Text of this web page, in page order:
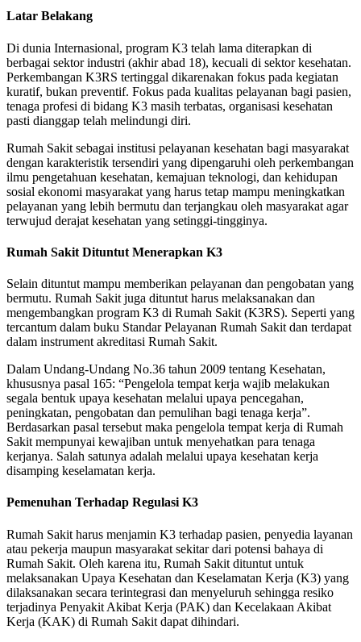
Latar Belakang
Di dunia Internasional, program K3 telah lama diterapkan di
berbagai sektor industri (akhir abad 18), kecuali di sektor kesehatan.
Perkembangan K3RS tertinggal dikarenakan fokus pada kegiatan
kuratif, bukan preventif. Fokus pada kualitas pelayanan bagi pasien,
tenaga profesi di bidang K3 masih terbatas, organisasi kesehatan
pasti dianggap telah melindungi diri.
Rumah Sakit sebagai institusi pelayanan kesehatan bagi masyarakat
dengan karakteristik tersendiri yang dipengaruhi oleh perkembangan
ilmu pengetahuan kesehatan, kemajuan teknologi, dan kehidupan
sosial ekonomi masyarakat yang harus tetap mampu meningkatkan
pelayanan yang lebih bermutu dan terjangkau oleh masyarakat agar
terwujud derajat kesehatan yang setinggi-tingginya.
Rumah Sakit Dituntut Menerapkan K3
Selain dituntut mampu memberikan pelayanan dan pengobatan yang
bermutu. Rumah Sakit juga dituntut harus melaksanakan dan
mengembangkan program K3 di Rumah Sakit (K3RS). Seperti yang
tercantum dalam buku Standar Pelayanan Rumah Sakit dan terdapat
dalam instrument akreditasi Rumah Sakit.
Dalam Undang-Undang No.36 tahun 2009 tentang Kesehatan,
khususnya pasal 165: “Pengelola tempat kerja wajib melakukan
segala bentuk upaya kesehatan melalui upaya pencegahan,
peningkatan, pengobatan dan pemulihan bagi tenaga kerja”.
Berdasarkan pasal tersebut maka pengelola tempat kerja di Rumah
Sakit mempunyai kewajiban untuk menyehatkan para tenaga
kerjanya. Salah satunya adalah melalui upaya kesehatan kerja
disamping keselamatan kerja.
Pemenuhan Terhadap Regulasi K3
Rumah Sakit harus menjamin K3 terhadap pasien, penyedia layanan
atau pekerja maupun masyarakat sekitar dari potensi bahaya di
Rumah Sakit. Oleh karena itu, Rumah Sakit dituntut untuk
melaksanakan Upaya Kesehatan dan Keselamatan Kerja (K3) yang
dilaksanakan secara terintegrasi dan menyeluruh sehingga resiko
terjadinya Penyakit Akibat Kerja (PAK) dan Kecelakaan Akibat
Kerja (KAK) di Rumah Sakit dapat dihindari.